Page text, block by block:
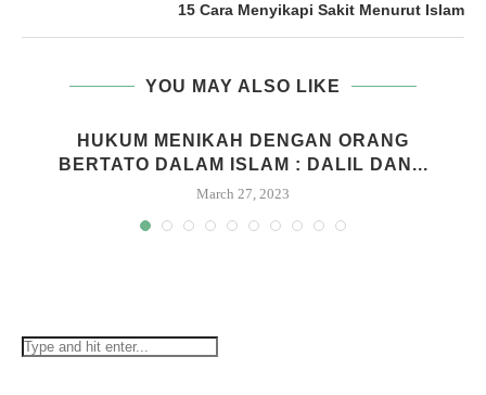
15 Cara Menyikapi Sakit Menurut Islam
YOU MAY ALSO LIKE
HUKUM MENIKAH DENGAN ORANG
BERTATO DALAM ISLAM : DALIL DAN...
March 27, 2023